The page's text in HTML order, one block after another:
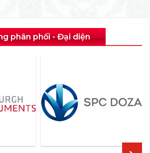
phân phối - Đại diện